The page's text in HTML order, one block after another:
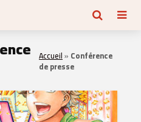
Accueil» Conférence
de presse